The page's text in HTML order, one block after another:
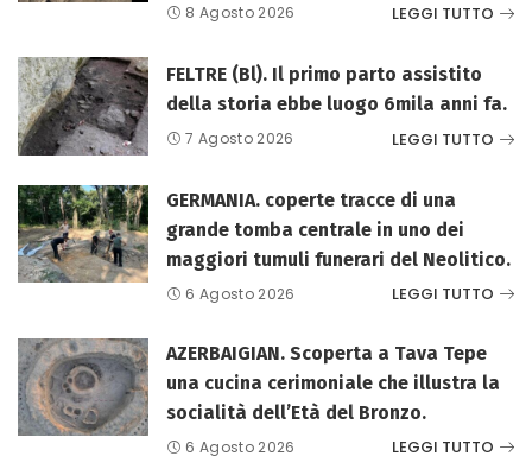
8 Agosto 2026 LEGGI TUTTO
FELTRE (Bl). Il primo parto assistito
della storia ebbe luogo 6mila anni fa.
7 Agosto 2026 LEGGI TUTTO
GERMANIA. coperte tracce di una
grande tomba centrale in uno dei
maggiori tumuli funerari del Neolitico.
6 Agosto 2026 LEGGI TUTTO
AZERBAIGIAN. Scoperta a Tava Tepe
una cucina cerimoniale che illustra la
socialità dell’Età del Bronzo.
6 Agosto 2026 LEGGI TUTTO